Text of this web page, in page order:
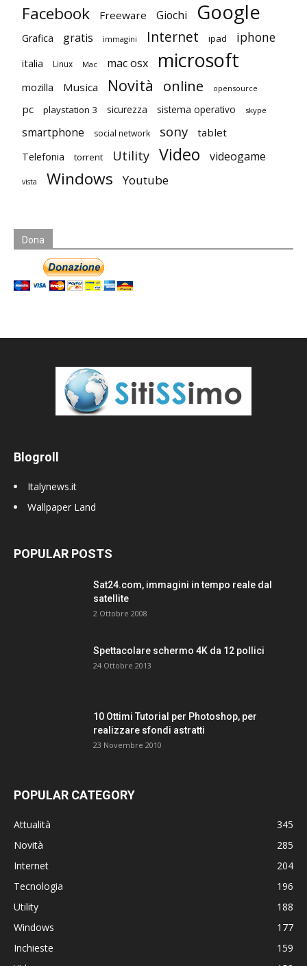
Facebook Freeware Giochi Google
Grafica gratis immagini Internet ipad iphone
italia Linux Mac mac osx microsoft
mozilla Musica Novità online opensource
pc playstation 3 sicurezza sistema operativo skype
smartphone social network sony tablet
Telefonia torrent Utility Video videogame
vista Windows Youtube
Dona
Blogroll
Italynews.it
Wallpaper Land
POPULAR POSTS
Sat24.com, immagini in tempo reale dal
satellite
2 Ottobre 2008
Spettacolare schermo 4K da 12 pollici
24 Ottobre 2013
10 Ottimi Tutorial per Photoshop, per
realizzare sfondi astratti
23 Novembre 2010
POPULAR CATEGORY
Attualità
345
Novità
285
Internet
204
Tecnologia
196
Utility
188
Windows
177
Inchieste
159